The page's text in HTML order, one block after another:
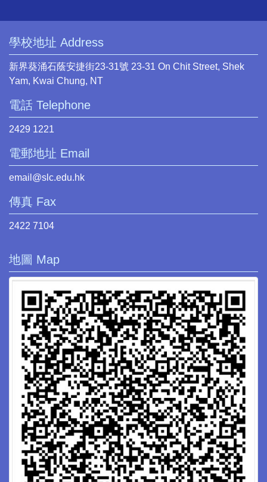
學校地址 Address
新界葵涌石蔭安捷街23-31號 23-31 On Chit Street, Shek
Yam, Kwai Chung, NT
電話 Telephone
2429 1221
電郵地址 Email
email@slc.edu.hk
傳真 Fax
2422 7104
地圖 Map